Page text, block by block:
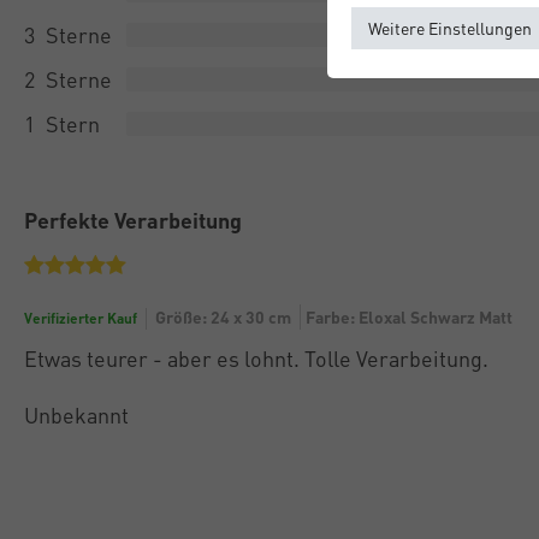
3
2
1
Perfekte Verarbeitung
Verifizierter Kauf Größe: 24 x 30 cm Farbe: Eloxal Schwarz Matt
Etwas teurer - aber es lohnt. Tolle Verarbeitung.
Unbekannt
Weitere Einstellungen